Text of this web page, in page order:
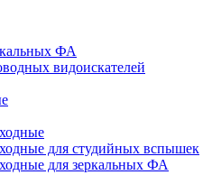
ФА
видоискателей
для студийных вспышек
для зеркальных ФА